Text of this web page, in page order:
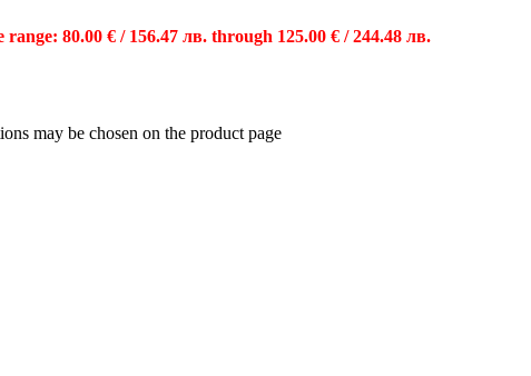
range: 80.00 € / 156.47 лв. through 125.00 € / 244.48 лв.
may be chosen on the product page